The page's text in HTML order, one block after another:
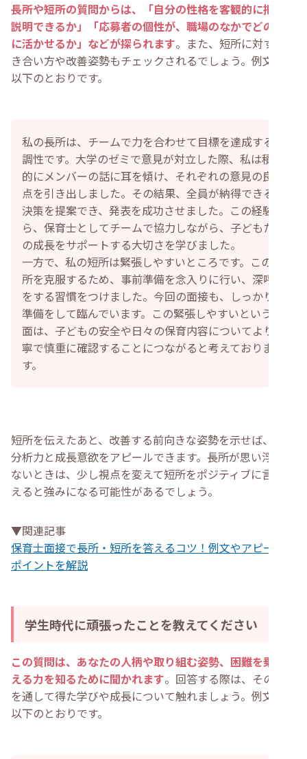
長所や短所の質問からは、「自分の性格を客観的に把握し
説明できるか」「応募者の個性が、職場のなかでどのよう
に活かせるか」などが探られます。また、短所に対する向
き合い方や改善姿勢もチェックされるでしょう。例文は、
以下のとおりです。
私の長所は、チームで力を合わせて目標を達成する協
調性です。大学のゼミで意見が対立した際、私は積極
的にメンバーの話に耳を傾け、それぞれの意見の良い
点を引き出しました。その結果、全員が納得できる解
決策を提案でき、発表を成功させました。この経験か
ら、保育士としてチームで協力しながら、子どもたち
の成長をサポートする大切さを学びました。
一方で、私の短所は緊張しやすいところです。この短
所を克服するため、事前準備を念入りに行い、深呼吸
をする習慣をつけました。今回の面接も、しっかりと
準備をして臨んでいます。この緊張しやすいという側
面は、子どもの安全や日々の保育内容についてより丁
寧で慎重に確認することにつながると考えておりま
す。
短所を伝えたあと、改善する前向きな姿勢を示せば、自己
分析力と成長意欲をアピールできます。長所が思い浮かば
ないときは、少し視点を変えて短所をポジティブに言い換
えると強みになる可能性があるでしょう。
▼関連記事
保育士面接で長所・短所を答えるコツ！例文やアピールの
ポイントを解説
学生時代に頑張ったことを教えてください
この質問は、あなたの人柄や取り組む姿勢、困難を乗り越
える力を知るために聞かれます。回答する際は、その経験
を通して得た学びや成長について触れましょう。例文は、
以下のとおりです。